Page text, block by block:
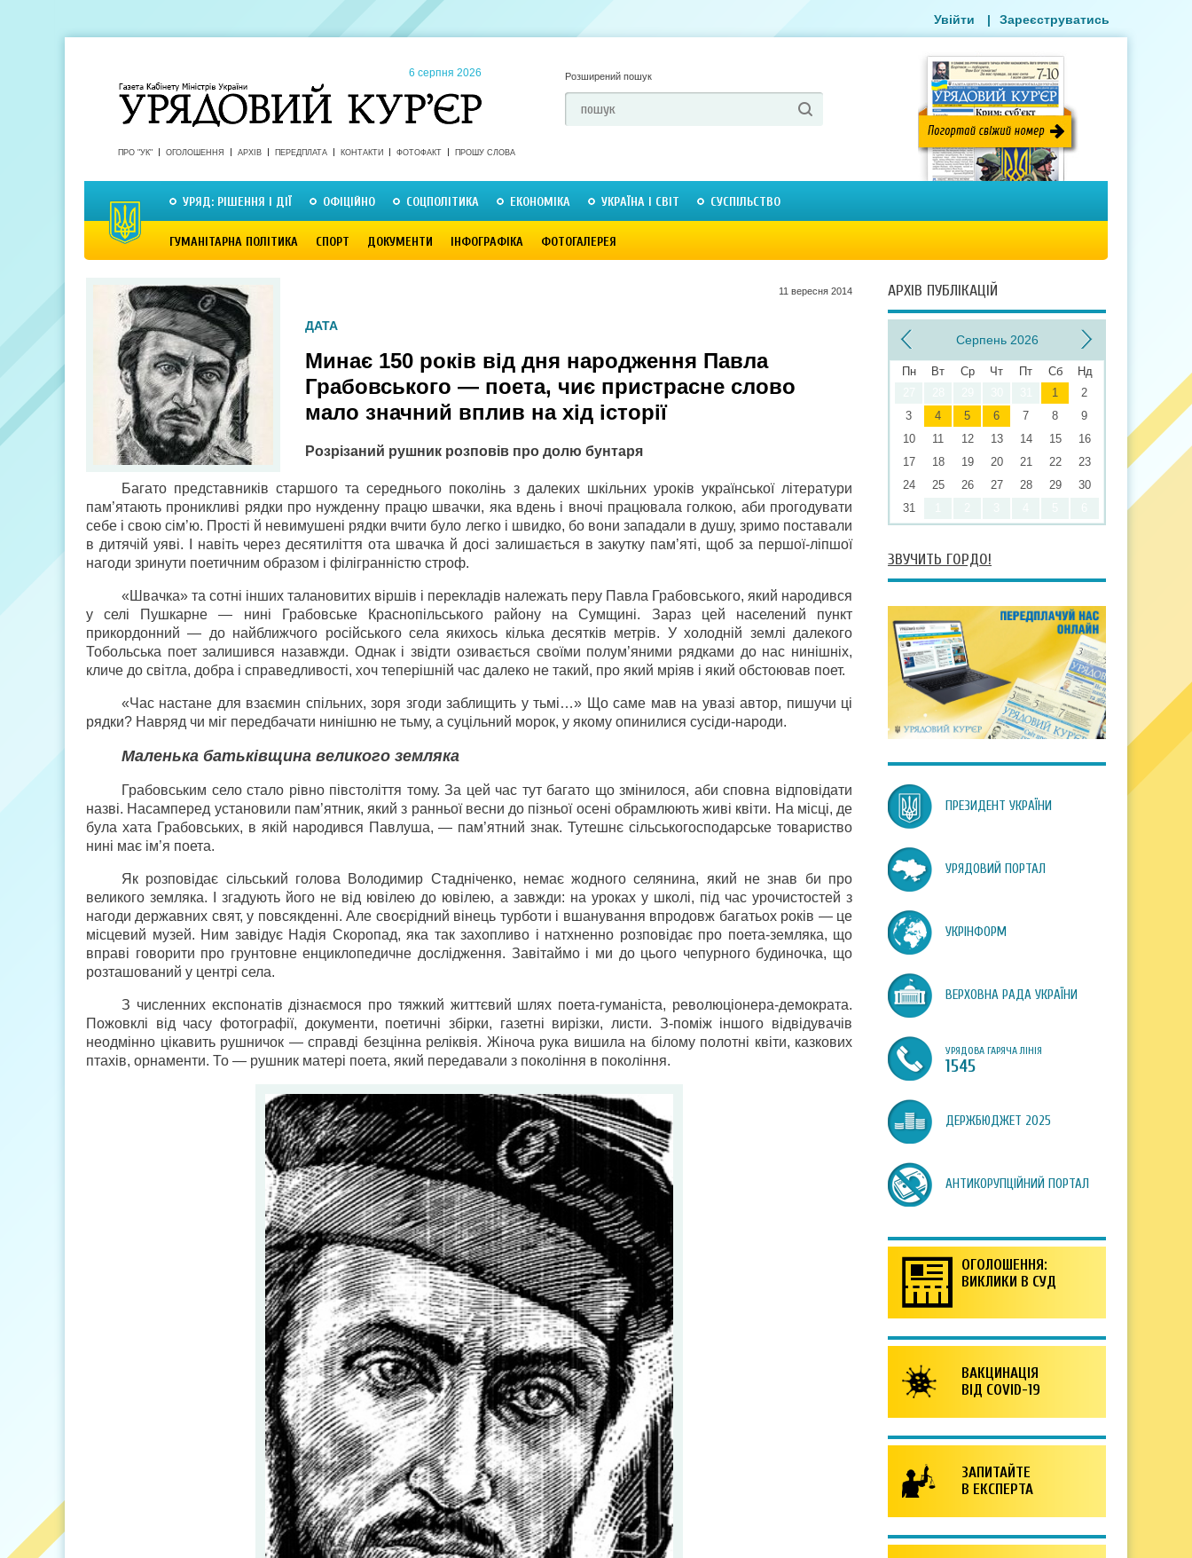
6 серпня 2026 Розширений пошук
ПРО "УК" ОГОЛОШЕННЯ АРХІВ ПЕРЕДПЛАТА КОНТАКТИ ФОТОФАКТ ПРОШУ СЛОВА
УРЯД: РІШЕННЯ І ДІЇ ОФІЦІЙНО СОЦПОЛІТИКА ЕКОНОМІКА УКРАЇНА І СВІТ СУСПІЛЬСТВО
ГУМАНІТАРНА ПОЛІТИКА СПОРТ ДОКУМЕНТИ ІНФОГРАФІКА ФОТОГАЛЕРЕЯ
Увійти | Зареєструватись
11 вересня 2014
ДАТА
Минає 150 років від дня народження Павла
Грабовського — поета, чиє пристрасне слово
мало значний вплив на хід історії
Розрізаний рушник розповів про долю бунтаря
Багато представників старшого та середнього поколінь з далеких шкільних уроків української літератури
пам’ятають проникливі рядки про нужденну працю швачки, яка вдень і вночі працювала голкою, аби прогодувати
себе і свою сім’ю. Прості й невимушені рядки вчити було легко і швидко, бо вони западали в душу, зримо поставали
в дитячій уяві. І навіть через десятиліття ота швачка й досі залишається в закутку пам’яті, щоб за першої-ліпшої
нагоди зринути поетичним образом і філігранністю строф.
«Швачка» та сотні інших талановитих віршів і перекладів належать перу Павла Грабовського, який народився
у селі Пушкарне — нині Грабовське Краснопільського району на Сумщині. Зараз цей населений пункт
прикордонний — до найближчого російського села якихось кілька десятків метрів. У холодній землі далекого
Тобольська поет залишився назавжди. Однак і звідти озивається своїми полум’яними рядками до нас нинішніх,
кличе до світла, добра і справедливості, хоч теперішній час далеко не такий, про який мріяв і який обстоював поет.
«Час настане для взаємин спільних, зоря згоди заблищить у тьмі…» Що саме мав на увазі автор, пишучи ці
рядки? Навряд чи міг передбачати нинішню не тьму, а суцільний морок, у якому опинилися сусіди-народи.
Маленька батьківщина великого земляка
Грабовським село стало рівно півстоліття тому. За цей час тут багато що змінилося, аби сповна відповідати
назві. Насамперед установили пам’ятник, який з ранньої весни до пізньої осені обрамлюють живі квіти. На місці, де
була хата Грабовських, в якій народився Павлуша, — пам’ятний знак. Тутешнє сільськогосподарське товариство
нині має ім’я поета.
Як розповідає сільський голова Володимир Стадніченко, немає жодного селянина, який не знав би про
великого земляка. І згадують його не від ювілею до ювілею, а завжди: на уроках у школі, під час урочистостей з
нагоди державних свят, у повсякденні. Але своєрідний вінець турботи і вшанування впродовж багатьох років — це
місцевий музей. Ним завідує Надія Скоропад, яка так захопливо і натхненно розповідає про поета-земляка, що
вправі говорити про грунтовне енциклопедичне дослідження. Завітаймо і ми до цього чепурного будиночка, що
розташований у центрі села.
З численних експонатів дізнаємося про тяжкий життєвий шлях поета-гуманіста, революціонера-демократа.
Пожовклі від часу фотографії, документи, поетичні збірки, газетні вирізки, листи. З-поміж іншого відвідувачів
неодмінно цікавить рушничок — справді безцінна реліквія. Жіноча рука вишила на білому полотні квіти, казкових
птахів, орнаменти. То — рушник матері поета, який передавали з покоління в покоління.
АРХІВ ПУБЛІКАЦІЙ
Серпень 2026
Пн Вт Ср Чт Пт Сб
Нд
1
2
3
4 5 6 7 8
9
10
11 12 13 14 15
16
17
18 19 20 21 22
23
24
25 26 27 28 29
30
31
ЗВУЧИТЬ ГОРДО!
ПРЕЗИДЕНТ УКРАЇНИ
УРЯДОВИЙ ПОРТАЛ
УКРІНФОРМ
ВЕРХОВНА РАДА УКРАЇНИ
УРЯДОВА ГАРЯЧА ЛІНІЯ
1545
ДЕРЖБЮДЖЕТ 2025
АНТИКОРУПЦІЙНИЙ ПОРТАЛ
ОГОЛОШЕННЯ:
ВИКЛИКИ В СУД
ВАКЦИНАЦІЯ
ВІД COVID-19
ЗАПИТАЙТЕ
В ЕКСПЕРТА